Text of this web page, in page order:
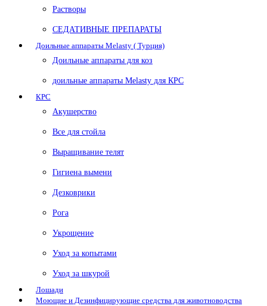
Растворы
СЕДАТИВНЫЕ ПРЕПАРАТЫ
Доильные аппараты Melasty ( Турция)
Доильные аппараты для коз
доильные аппараты Melasty для КРС
КРС
Акушерство
Все для стойла
Выращивание телят
Гигиена вымени
Дезковрики
Рога
Укрощение
Уход за копытами
Уход за шкурой
Лошади
Моющие и Дезинфицирующие средства для животноводства